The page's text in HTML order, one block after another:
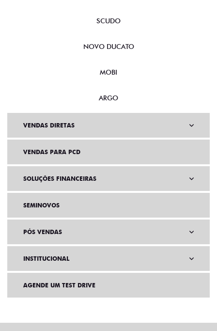
SCUDO
NOVO DUCATO
MOBI
ARGO
VENDAS DIRETAS
VENDAS PARA PCD
SOLUÇÕES FINANCEIRAS
SEMINOVOS
PÓS VENDAS
INSTITUCIONAL
AGENDE UM TEST DRIVE